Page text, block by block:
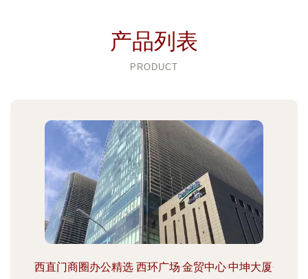
产品列表
PRODUCT
西直门商圈办公精选 西环广场·金贸中心·中坤大厦·